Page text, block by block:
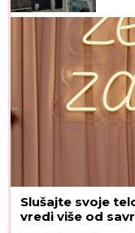
Slušajte svoje
vredi više od